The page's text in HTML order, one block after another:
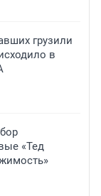
грузили
в
«Тед